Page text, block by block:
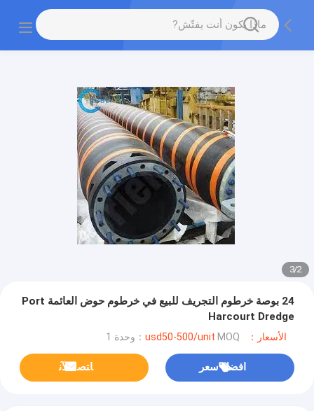
2
/
3
24 بوصة خرطوم التجريف للبيع في خرطوم حوض العائمة Port
Harcourt Dredge
الأسعار：usd50-500/unit MOQ：وحدة 1
افضل سعر ﺎﺘﺼﻟ ﺍﻶﻧ